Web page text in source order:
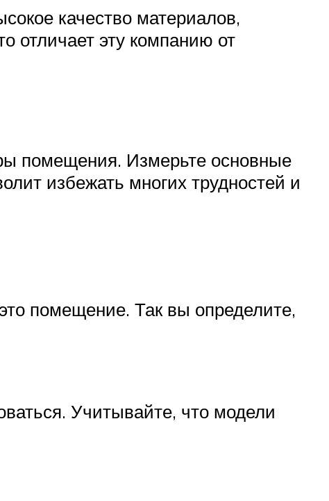
качество материалов,
отличает эту компанию от
помещения. Измерьте основные
избежать многих трудностей и
помещение. Так вы определите,
Учитывайте, что модели